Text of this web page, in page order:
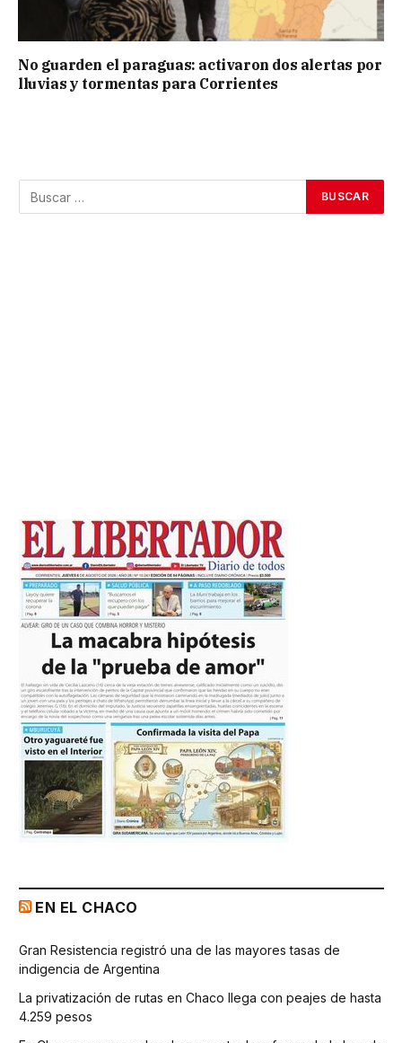
No guarden el paraguas: activaron dos alertas por
lluvias y tormentas para Corrientes
EN EL CHACO
Gran Resistencia registró una de las mayores tasas de
indigencia de Argentina
La privatización de rutas en Chaco llega con peajes de hasta
4.259 pesos